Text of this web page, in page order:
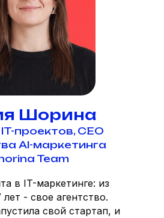
Шорина
проектов, CEO
AI-маркетинга
Team
в IT-маркетинге: из
- свое агентство.
свой стартап, и